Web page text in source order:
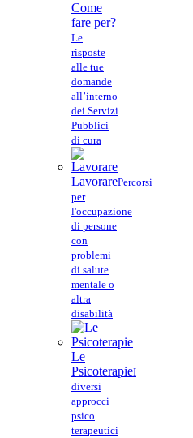
Come
fare per?
Le
risposte
alle tue
domande
all’interno
dei Servizi
Pubblici
di cura
LavorarePercorsi
per
l'occupazione
di persone
con
problemi
di salute
mentale o
altra
disabilità
Le
PsicoterapieI
diversi
approcci
psico
terapeutici